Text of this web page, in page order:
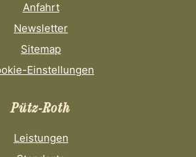
Anfahrt
Newsletter
Sitemap
Einstellungen
Pütz-Roth
Leistungen